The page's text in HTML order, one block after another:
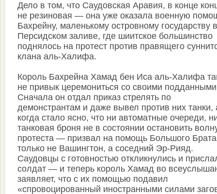
Дело в том, что Саудовская Аравия, в конце
не резиновая — она уже оказала военную
Бахрейну, маленькому островному государству в
Персидском заливе, где шиитское большинство
поднялось на протест против правящего
клана аль-Халифа.
Король Бахрейна Хамад бен Иса аль-Халифа
не привык церемониться со своими
Сначала он отдал приказ стрелять по
демонстрантам и даже вывел против них танки,
когда стало ясно, что ни автоматные очереди,
танковая броня не в состоянии остановить
протеста — призвал на помощь Большого
только не Вашингтон, а соседний Эр-Рияд.
Саудовцы с готовностью откликнулись и
солдат — и теперь король Хамад во
заявляет, что с их помощью подавил
«спровоцированный иностранными силами